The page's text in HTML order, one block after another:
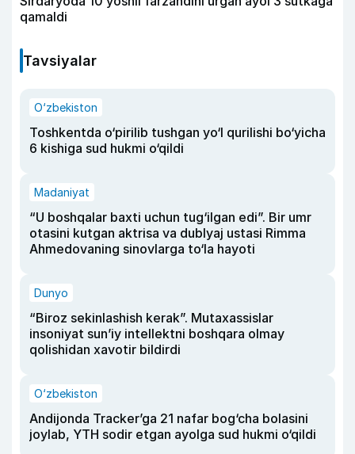
qamaldi
Tavsiyalar
O‘zbekiston
Toshkentda o‘pirilib tushgan yo‘l qurilishi bo‘yicha
6 kishiga sud hukmi o‘qildi
Madaniyat
“U boshqalar baxti uchun tug‘ilgan edi”. Bir umr
otasini kutgan aktrisa va dublyaj ustasi Rimma
Ahmedovaning sinovlarga to‘la hayoti
Dunyo
“Biroz sekinlashish kerak”. Mutaxassislar
insoniyat sun’iy intellektni boshqara olmay
qolishidan xavotir bildirdi
O‘zbekiston
Andijonda Tracker’ga 21 nafar bog‘cha bolasini
joylab, YTH sodir etgan ayolga sud hukmi o‘qildi